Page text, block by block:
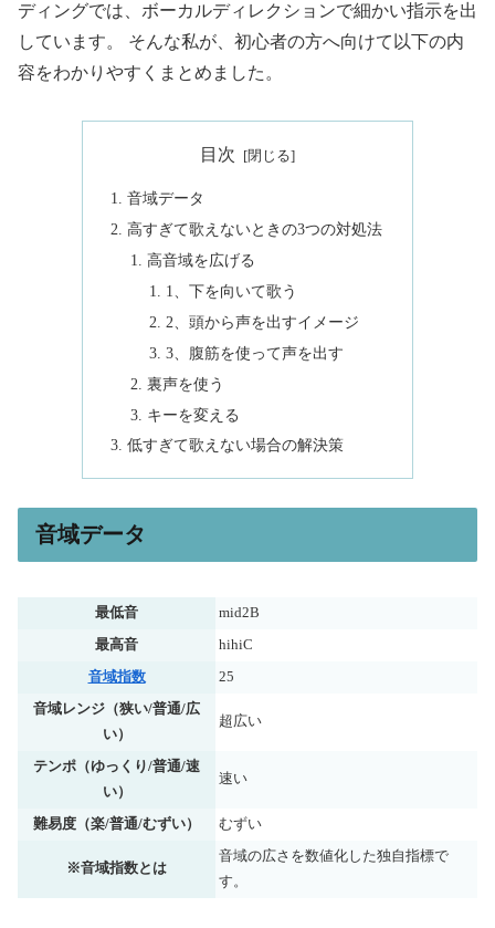
ディングでは、ボーカルディレクションで細かい指示を出
しています。 そんな私が、初心者の方へ向けて以下の内
容をわかりやすくまとめました。
目次
音域データ
高すぎて歌えないときの3つの対処法
高音域を広げる
1、下を向いて歌う
2、頭から声を出すイメージ
3、腹筋を使って声を出す
裏声を使う
キーを変える
低すぎて歌えない場合の解決策
音域データ
最低音 mid2B
最高音 hihiC
音域指数 25
音域レンジ（狭い/普通/広
い）
超広い
テンポ（ゆっくり/普通/速
い）
速い
難易度（楽/普通/むずい） むずい
※音域指数とは
音域の広さを数値化した独自指標で
す。